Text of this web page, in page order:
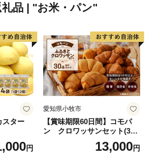
したりすることはございません。
いたふるさと納税の使い道に関する報
・出展するふるさと納税関連イベント
浜町のふるさと納税に関する情報提供
ていただき、その手段として、電子メ
フレット等の資料の郵送をさせていた
子メールの配信又は資料の郵送停止等
ましたら、ふるさと納税担当(contact-
礼品 | "お米・パン"
スター
円
愛知県小牧市
【賞味期限60日間】コモパ
ン クロワッサンセット(30
個入り)／災害用備蓄 保存食
非常食 防災グッズにも
13,000円